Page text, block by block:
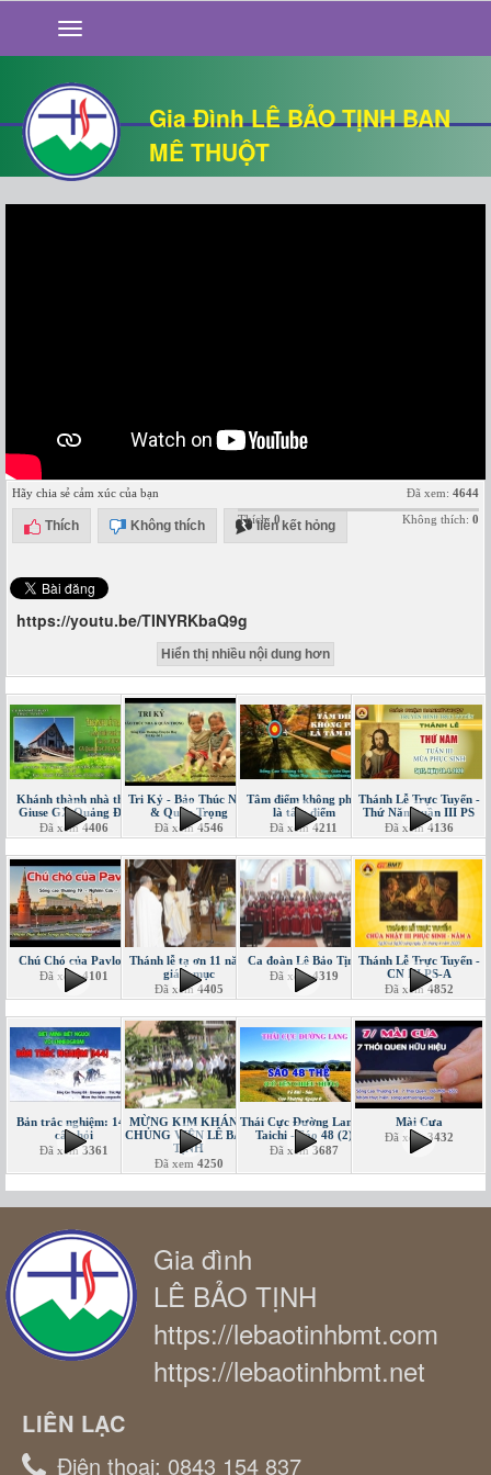
Gia Đình LÊ BẢO TỊNH BAN
MÊ THUỘT
GIỚI THIỆU
TIN TỨC
SỐNG ĐẠO
CHUYỆN NHÀ
QUÁN VĂN
Hãy chia sẻ cảm xúc của bạn
Thích Không thích liên kết hỏng
Đã xem: 4644
Thích: 0 Không thích: 0
https://youtu.be/TINYRKbaQ9g
Hiển thị nhiều nội dung hơn
Khánh thành nhà thờ
Giuse GX Quảng Đà
Đã xem4406
Tri Kỷ - Bảo Thúc Nha
& Quản Trọng
Đã xem4546
Tâm điểm không phải
là tâm điểm
Đã xem4211
Thánh Lễ Trực Tuyến -
Thứ Năm tuần III PS
Đã xem4136
Chú Chó của Pavlov
Đã xem4101
Thánh lễ tạ ơn 11 năm
giám mục
Đã xem4405
Ca đoàn Lê Bảo Tịnh
Đã xem4319
Thánh Lễ Trực Tuyến -
CN III PS-A
Đã xem4852
Bản trắc nghiệm: 144
câu hỏi
Đã xem3361
MỪNG KIM KHÁNH
CHỦNG VIỆN LÊ BẢO
TỊNH
Đã xem 4250
Thái Cực Đường Lang -
Taichi - Sáo 48 (2)
Đã xem3687
Mài Cưa
Đã xem3432
Gia đình
LÊ BẢO TỊNH
https://lebaotinhbmt.com
https://lebaotinhbmt.net
LIÊN LẠC
Điện thoại: 0843 154 837